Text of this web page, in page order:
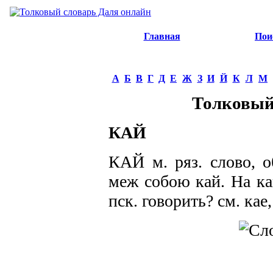
Главная
А Б В Г Д Е Ж З И Й К Л М
КАЙ
КАЙ м. ряз. слово,
меж собою кай. На
пск. говорить? см.